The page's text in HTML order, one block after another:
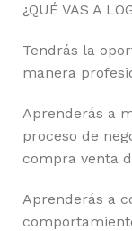
¿QUÉ VAS A
Tendrás la
manera
Aprenderás a
proceso de
compra venta
Aprenderás a